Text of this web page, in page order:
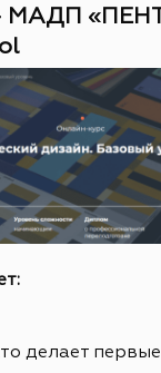
МАДП
делает